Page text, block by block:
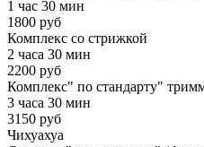
1 час 30 мин
1800 руб
Комплекс со стрижкой
2 часа 30 мин
2200 руб
Комплекс" по стандарту"
3 часа 30 мин
3150 руб
Чихуахуа